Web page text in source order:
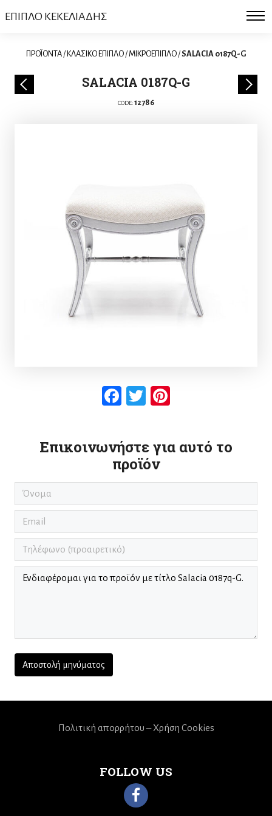
ΕΠΙΠΛΟ ΚΕΚΕΛΙΑΔΗΣ
ΠΡΟΪΟΝΤΑ/ ΚΛΑΣΙΚΟ ΕΠΙΠΛΟ/ΜΙΚΡΟΕΠΙΠΛΟ/SALACIA 0187Q-G
SALACIA 0187Q-G
CODE:12786
Facebook
Twitter
Επικοινωνήστε για αυτό το
προϊόν
FOLLOW US
Πολιτική απορρήτου – Χρήση Cookies